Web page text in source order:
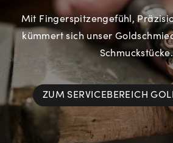
Mit Fingerspitzengefühl,
kümmert sich unser
Schmuckstücke.
ZUM SERVICEBEREICH